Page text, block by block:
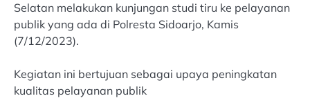
Selatan melakukan kunjungan studi tiru ke pelayanan
publik yang ada di Polresta Sidoarjo, Kamis
(7/12/2023).
Kegiatan ini bertujuan sebagai upaya peningkatan
kualitas pelayanan publik